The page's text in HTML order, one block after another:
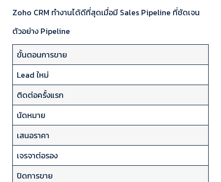
Zoho CRM ทำงานได้ดีที่สุดเมื่อมี Sales Pipeline ที่ชัดเจน
ตัวอย่าง Pipeline
ขั้นตอนการขาย
Lead ใหม่
ติดต่อครั้งแรก
นัดหมาย
เสนอราคา
เจรจาต่อรอง
ปิดการขาย